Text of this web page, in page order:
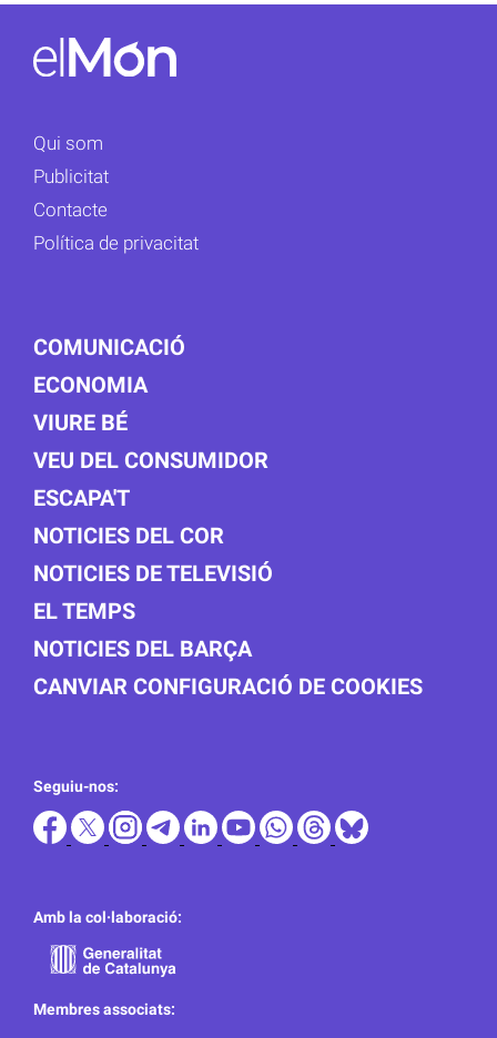
Qui som
Publicitat
Contacte
Política de privacitat
COMUNICACIÓ
ECONOMIA
VIURE BÉ
VEU DEL CONSUMIDOR
ESCAPA'T
NOTICIES DEL COR
NOTICIES DE TELEVISIÓ
EL TEMPS
NOTICIES DEL BARÇA
CANVIAR CONFIGURACIÓ DE COOKIES
Seguiu-nos:
Amb la col·laboració:
Membres associats: